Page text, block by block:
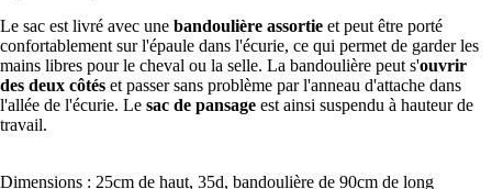
Le sac est livré avec une bandoulière assortie et peut être porté
confortablement sur l'épaule dans l'écurie, ce qui permet de garder les
mains libres pour le cheval ou la selle. La bandoulière peut s'ouvrir
des deux côtés et passer sans problème par l'anneau d'attache dans
l'allée de l'écurie. Le sac de pansage est ainsi suspendu à hauteur de
travail.
Dimensions : 25cm de haut, 35d, bandoulière de 90cm de long